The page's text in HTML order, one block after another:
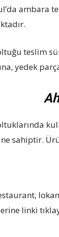
ambara
teslim
yedek
sahiptir.
linki